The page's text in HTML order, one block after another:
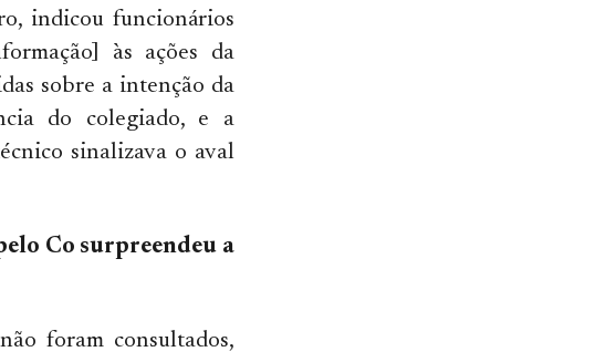
indicou funcionários
às ações da
sobre a intenção da
do colegiado, e a
sinalizava o aval
Co surpreendeu a
foram consultados,